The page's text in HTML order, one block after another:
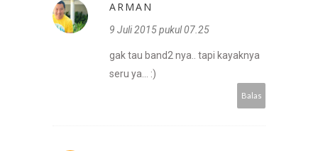
ARMAN
9 Juli 2015 pukul 07.25
gak tau band2 nya.. tapi kayaknya
seru ya... :)
Balas